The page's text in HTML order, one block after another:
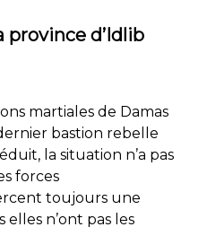
province d’Idlib
martiales de Damas
bastion rebelle
la situation n’a pas
forces
toujours une
elles n’ont pas les